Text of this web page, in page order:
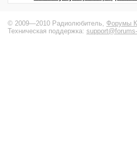
© 2009—2010 Радиолюбитель, Форумы
Техническая поддержка: